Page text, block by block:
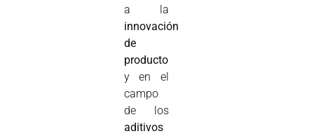
a la
innovación
de
producto
y en el
campo
de los
aditivos